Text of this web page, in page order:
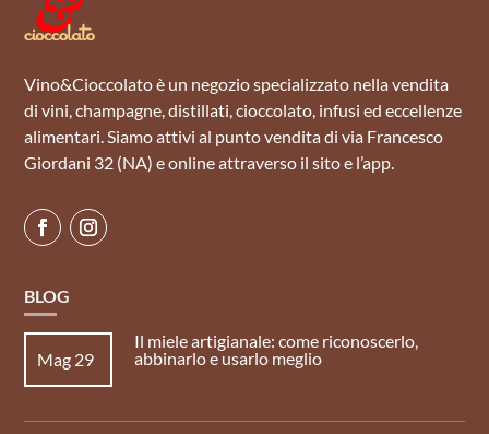
Vino&Cioccolato è un negozio specializzato nella vendita
di vini, champagne, distillati, cioccolato, infusi ed eccellenze
alimentari. Siamo attivi al punto vendita di via Francesco
Giordani 32 (NA) e online attraverso il sito e l’app.
BLOG
Il miele artigianale: come riconoscerlo,
abbinarlo e usarlo meglio
Mag 29